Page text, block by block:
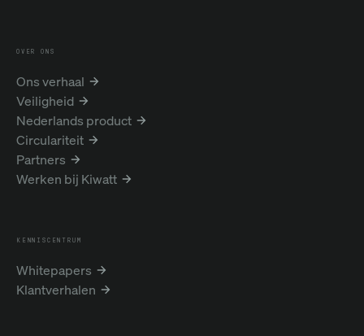
OVER ONS
Ons verhaal
Veiligheid
Nederlands product
Circulariteit
Partners
Werken bij Kiwatt
KENNISCENTRUM
Whitepapers
Klantverhalen